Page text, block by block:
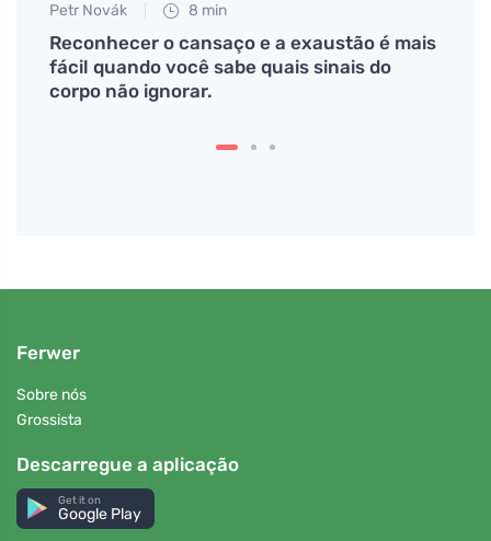
Petr Novák 8 min
Reconhecer o cansaço e a exaustão é mais
fácil quando você sabe quais sinais do
corpo não ignorar.
Ferwer
Sobre nós
Grossista
Descarregue a aplicação
Get it on
Google Play